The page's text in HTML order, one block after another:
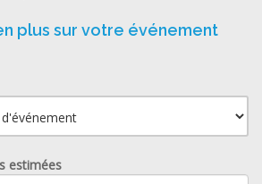
plus sur votre événement
estimées